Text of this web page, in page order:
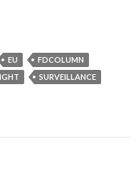
Snowden-uitspraak
EU
FDCOLUMN
SURVEILLANCE